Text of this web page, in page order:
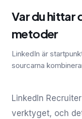
Var du hittar
metoder
LinkedIn är
sourcarna
LinkedIn
verktyget, och